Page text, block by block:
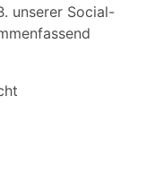
unserer Social-